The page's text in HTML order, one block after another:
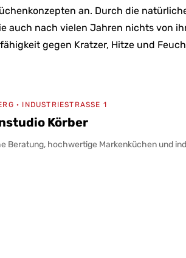
an. Durch die
auch nach vielen Jahren nichts von
gegen Kratzer, Hitze und
· INDUSTRIESTRASSE 1
Körber
Beratung, hochwertige Markenküchen und